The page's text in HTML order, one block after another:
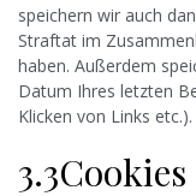
speichern wir auch
Straftat im
haben. Außerdem
Datum Ihres letzten
Klicken von Links etc.).
3.3Cookies